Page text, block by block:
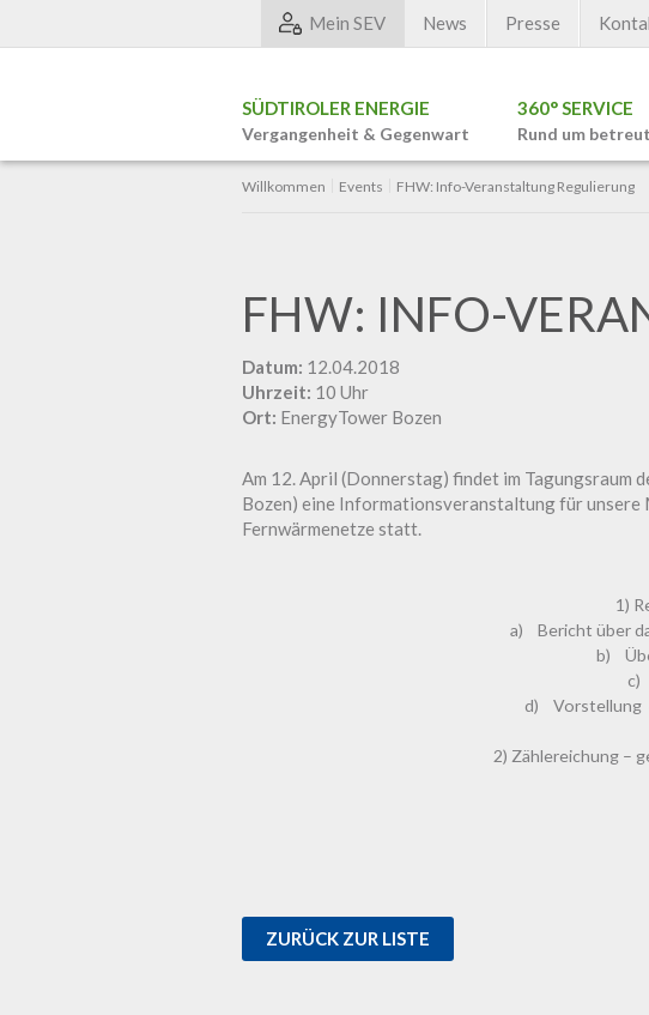
SÜDTIROLER ENERGIE
Vergangenheit & Gegenwart
360° SERVICE
Rund um betreut
Mein SEV News Presse
Willkommen Events FHW: Info-Veranstaltung Regulierung
FHW: INFO-
Datum: 12.04.2018
Uhrzeit: 10 Uhr
Ort: EnergyTower Bozen
Am 12. April (Donnerstag) findet im Tagungsraum
Bozen) eine Informationsveranstaltung für unsere
Fernwärmenetze statt.
1)
a) Bericht über
b)
c)
d) Vorstellung
2) Zählereichung –
ZURÜCK ZUR LISTE